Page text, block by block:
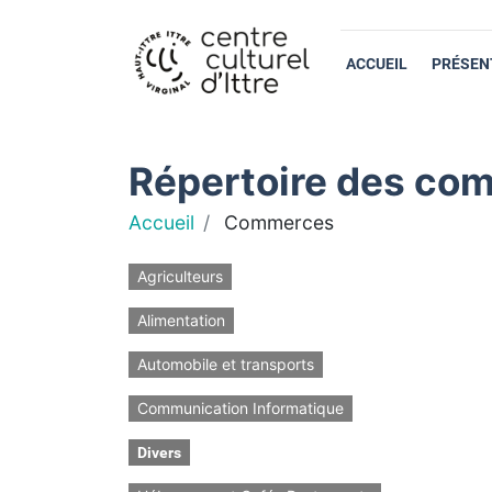
ACCUEIL
Répertoire des
Accueil Commerces
Agriculteurs
Alimentation
Automobile et transports
Communication Informatique
Divers